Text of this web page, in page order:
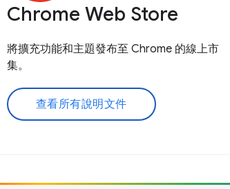
Chrome Web Store
將擴充功能和主題發布至 Chrome 的線上市
集。
查看所有說明文件